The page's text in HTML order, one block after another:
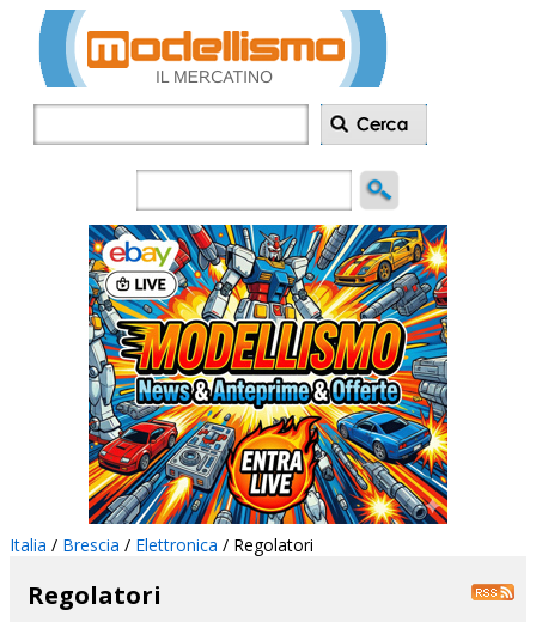
Italia / Brescia / Elettronica / Regolatori
Regolatori